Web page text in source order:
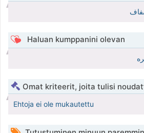
Haluan kumppanini olevan
Omat kriteerit, joita tulisi
Ehtoja ei ole mukautettu